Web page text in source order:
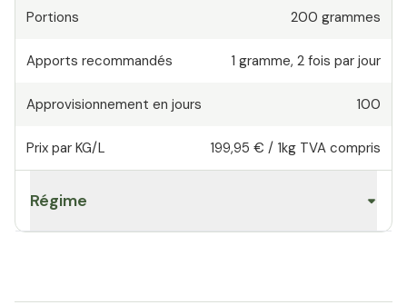
Portions 200 grammes
Apports recommandés 1 gramme, 2 fois par jour
Approvisionnement en jours 100
Prix par KG/L 199,95 € / 1kg TVA compris
Régime